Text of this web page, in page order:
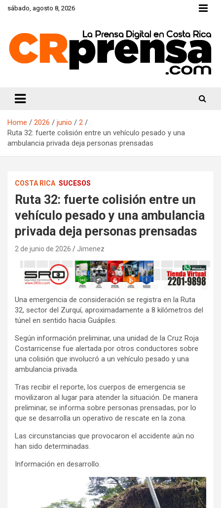
Skipsábado, agosto 8, 2026
Home 2026 junio
2
Ruta 32: fuerte colisión entre un vehículo pesado y una
ambulancia privada deja personas prensadas
COSTA RICA SUCESOS
Ruta 32: fuerte colisión entre un
vehículo pesado y una ambulancia
privada deja personas prensadas
2 de junio de 2026 Jimenez
Una emergencia de consideración se registra en la Ruta
32, sector del Zurquí, aproximadamente a 8 kilómetros del
túnel en sentido hacia Guápiles.
Según información preliminar, una unidad de la Cruz Roja
Costarricense fue alertada por otros conductores sobre
una colisión que involucró a un vehículo pesado y una
ambulancia privada.
Tras recibir el reporte, los cuerpos de emergencia se
movilizaron al lugar para atender la situación. De manera
preliminar, se informa sobre personas prensadas, por lo
que se desarrolla un operativo de rescate en la zona.
Las circunstancias que provocaron el accidente aún no
han sido determinadas.
Información en desarrollo.